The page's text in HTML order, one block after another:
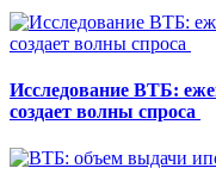
Исследование ВТБ:
создает волны спроса